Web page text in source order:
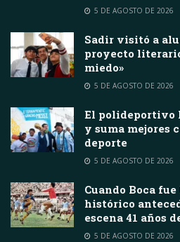
5 DE AGOSTO DE 2026
Sadir visitó a
proyecto
miedo»
5 DE AGOSTO DE 2026
El polideportivo
y suma mejores
deporte
5 DE AGOSTO DE 2026
Cuando Boca
histórico
escena 41 años
5 DE AGOSTO DE 2026